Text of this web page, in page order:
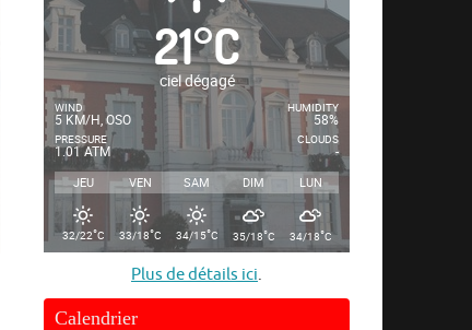
21°C
ciel dégagé
WIND
5 KM/H, OSO
PRESSURE
1.01 ATM
HUMIDITY
58%
CLOUDS
-
JEU VEN SAM DIM LUN
32/22°C 33/18°C 34/15°C 35/18°C 34/18°C
Plus de détails ici.
Calendrier